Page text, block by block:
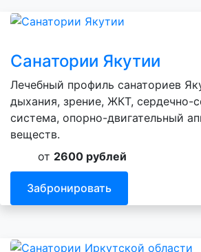
Санатории Якутии
Лечебный профиль санаториев
дыхания, зрение, ЖКТ, сердечно-
система, опорно-двигательный
веществ.
от 2600 рублей
Забронировать